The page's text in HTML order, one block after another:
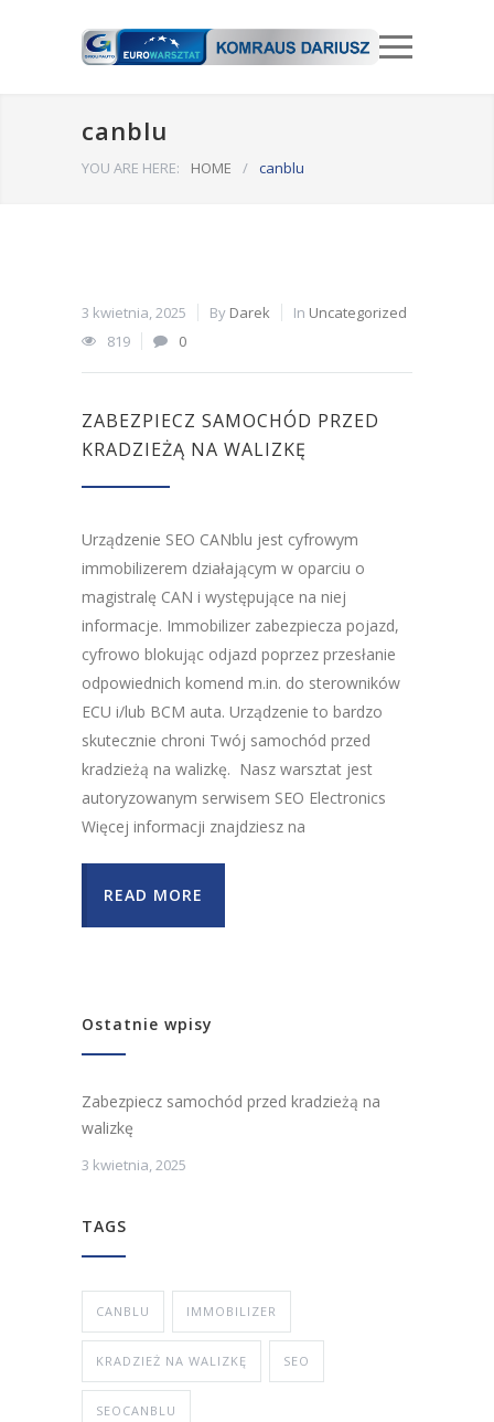
canblu
YOU ARE HERE: HOME / canblu
3 kwietnia, 2025 By Darek In Uncategorized
819
0
ZABEZPIECZ SAMOCHÓD PRZED
KRADZIEŻĄ NA WALIZKĘ
Urządzenie SEO CANblu jest cyfrowym
immobilizerem działającym w oparciu o
magistralę CAN i występujące na niej
informacje. Immobilizer zabezpiecza pojazd,
cyfrowo blokując odjazd poprzez przesłanie
odpowiednich komend m.in. do sterowników
ECU i/lub BCM auta. Urządzenie to bardzo
skutecznie chroni Twój samochód przed
kradzieżą na walizkę. Nasz warsztat jest
autoryzowanym serwisem SEO Electronics
Więcej informacji znajdziesz na
READ MORE
Ostatnie wpisy
Zabezpiecz samochód przed kradzieżą na
walizkę
3 kwietnia, 2025
TAGS
CANBLU IMMOBILIZER
KRADZIEŻ NA WALIZKĘ SEO
SEOCANBLU